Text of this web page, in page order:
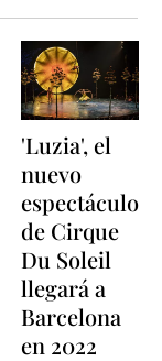
'Luzia', el
nuevo
espectáculo
de Cirque
Du Soleil
llegará a
Barcelona
en 2022